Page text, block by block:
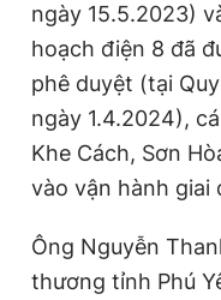
ngày 15.5.2023)
hoạch điện 8 đã
phê duyệt (tại
ngày 1.4.2024),
Khe Cách, Sơn
vào vận hành giai
Ông Nguyễn
thương tỉnh Phú